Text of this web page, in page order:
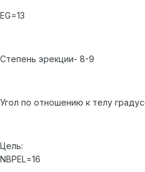
EG=13
Степень эрекции- 8-9
Угол по отношению к телу
Цель:
NBPEL=16